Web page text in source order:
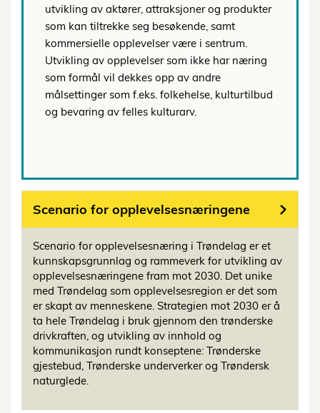
utvikling av aktører, attraksjoner og produkter
som kan tiltrekke seg besøkende, samt
kommersielle opplevelser være i sentrum.
Utvikling av opplevelser som ikke har næring
som formål vil dekkes opp av andre
målsettinger som f.eks. folkehelse, kulturtilbud
og bevaring av felles kulturarv.
Scenario for opplevelsesnæringene
Scenario for opplevelsesnæring i Trøndelag er et
kunnskapsgrunnlag og rammeverk for utvikling av
opplevelsesnæringene fram mot 2030. Det unike
med Trøndelag som opplevelsesregion er det som
er skapt av menneskene. Strategien mot 2030 er å
ta hele Trøndelag i bruk gjennom den trønderske
drivkraften, og utvikling av innhold og
kommunikasjon rundt konseptene: Trønderske
gjestebud, Trønderske underverker og Trøndersk
naturglede.